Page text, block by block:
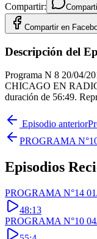
Compartir:
Compartir en
Descripción del
Programa N 8 20/04/
CHICAGO EN
duración de 56:49.
Episodio anterior
PROGRAMA
Episodios
PROGRAMA N°14
48:13
PROGRAMA N°10